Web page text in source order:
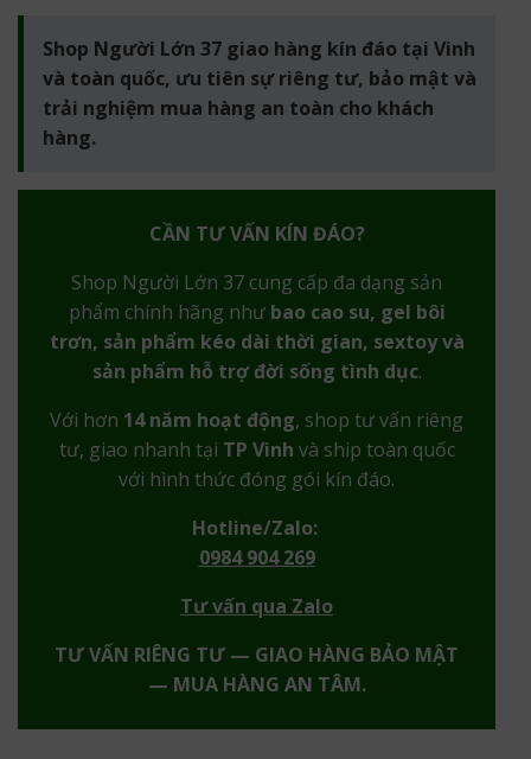
Shop Người Lớn 37 giao hàng kín đáo tại Vinh
và toàn quốc, ưu tiên sự riêng tư, bảo mật và
trải nghiệm mua hàng an toàn cho khách
hàng.
CẦN TƯ VẤN KÍN ĐÁO?
Shop Người Lớn 37 cung cấp đa dạng sản
phẩm chính hãng như bao cao su, gel bôi
trơn, sản phẩm kéo dài thời gian, sextoy và
sản phẩm hỗ trợ đời sống tình dục.
Với hơn 14 năm hoạt động, shop tư vấn riêng
tư, giao nhanh tại TP Vinh và ship toàn quốc
với hình thức đóng gói kín đáo.
Hotline/Zalo:
0984 904 269
Tư vấn qua Zalo
TƯ VẤN RIÊNG TƯ — GIAO HÀNG BẢO MẬT
— MUA HÀNG AN TÂM.